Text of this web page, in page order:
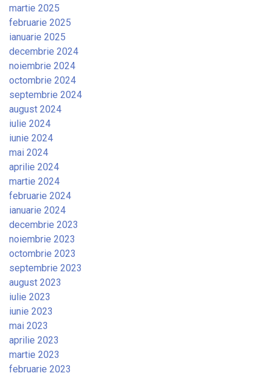
martie 2025
februarie 2025
ianuarie 2025
decembrie 2024
noiembrie 2024
octombrie 2024
septembrie 2024
august 2024
iulie 2024
iunie 2024
mai 2024
aprilie 2024
martie 2024
februarie 2024
ianuarie 2024
decembrie 2023
noiembrie 2023
octombrie 2023
septembrie 2023
august 2023
iulie 2023
iunie 2023
mai 2023
aprilie 2023
martie 2023
februarie 2023